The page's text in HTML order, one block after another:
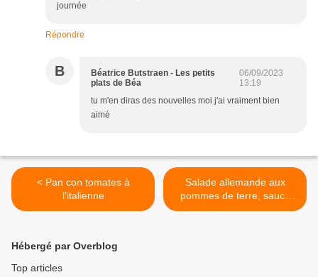
journée
Répondre
B
Béatrice Butstraen - Les petits
plats de Béa
06/09/2023
13:19
tu m'en diras des nouvelles moi j'ai vraiment bien
aimé
< Pan con tomates à
l'italienne
Salade allemande aux
pommes de terre, sauce
curry wurst - balade
Hébergé par Overblog
Top articles